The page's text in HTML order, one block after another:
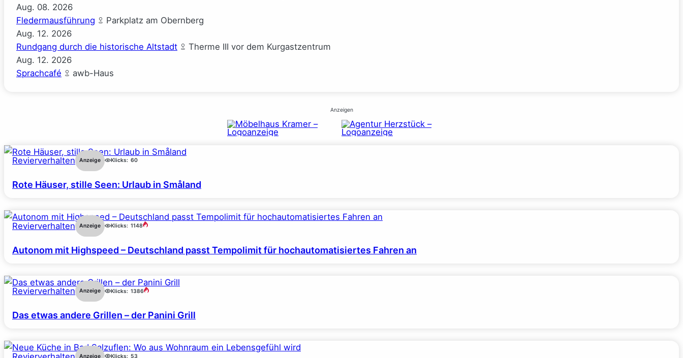
Aug. 08. 2026
Fledermausführung
Parkplatz am Obernberg
Aug. 12. 2026
Rundgang durch die historische Altstadt
Therme III vor dem Kurgastzentrum
Aug. 12. 2026
Sprachcafé
awb-Haus
Anzeigen
Revierverhalten Anzeige Klicks: 60
Rote Häuser, stille Seen: Urlaub in Småland
Revierverhalten Anzeige Klicks: 1148
Autonom mit Highspeed – Deutschland passt Tempolimit für hochautomatisiertes Fahren an
Revierverhalten Anzeige Klicks: 1386
Das etwas andere Grillen – der Panini Grill
Anzeige Klicks: 53